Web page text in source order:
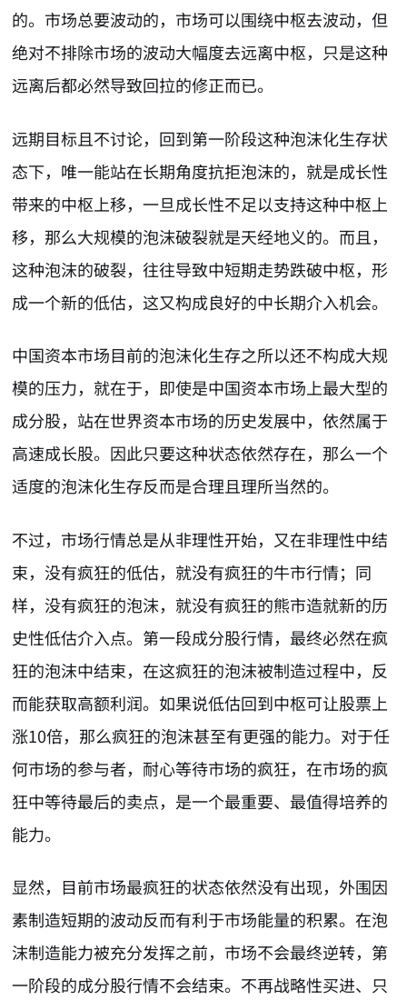
的。市场总要波动的，市场可以围绕中枢去波动，但
绝对不排除市场的波动大幅度去远离中枢，只是这种
远离后都必然导致回拉的修正而已。
远期目标且不讨论，回到第一阶段这种泡沫化生存状
态下，唯一能站在长期角度抗拒泡沫的，就是成长性
带来的中枢上移，一旦成长性不足以支持这种中枢上
移，那么大规模的泡沫破裂就是天经地义的。而且，
这种泡沫的破裂，往往导致中短期走势跌破中枢，形
成一个新的低估，这又构成良好的中长期介入机会。
中国资本市场目前的泡沫化生存之所以还不构成大规
模的压力，就在于，即使是中国资本市场上最大型的
成分股，站在世界资本市场的历史发展中，依然属于
高速成长股。因此只要这种状态依然存在，那么一个
适度的泡沫化生存反而是合理且理所当然的。
不过，市场行情总是从非理性开始，又在非理性中结
束，没有疯狂的低估，就没有疯狂的牛市行情；同
样，没有疯狂的泡沫，就没有疯狂的熊市造就新的历
史性低估介入点。第一段成分股行情，最终必然在疯
狂的泡沫中结束，在这疯狂的泡沫被制造过程中，反
而能获取高额利润。如果说低估回到中枢可让股票上
涨10倍，那么疯狂的泡沫甚至有更强的能力。对于任
何市场的参与者，耐心等待市场的疯狂，在市场的疯
狂中等待最后的卖点，是一个最重要、最值得培养的
能力。
显然，目前市场最疯狂的状态依然没有出现，外围因
素制造短期的波动反而有利于市场能量的积累。在泡
沫制造能力被充分发挥之前，市场不会最终逆转，第
一阶段的成分股行情不会结束。不再战略性买进、只